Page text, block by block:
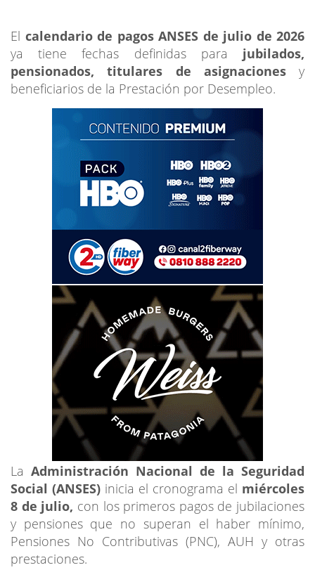
El calendario de pagos ANSES de julio de 2026
ya tiene fechas definidas para jubilados,
pensionados, titulares de asignacionesy
beneficiarios de la Prestación por Desempleo.
La Administración Nacional de la Seguridad
Social (ANSES) inicia el cronograma el miércoles
8 de julio, con los primeros pagos de jubilaciones
y pensiones que no superan el haber mínimo,
Pensiones No Contributivas (PNC), AUH y otras
prestaciones.